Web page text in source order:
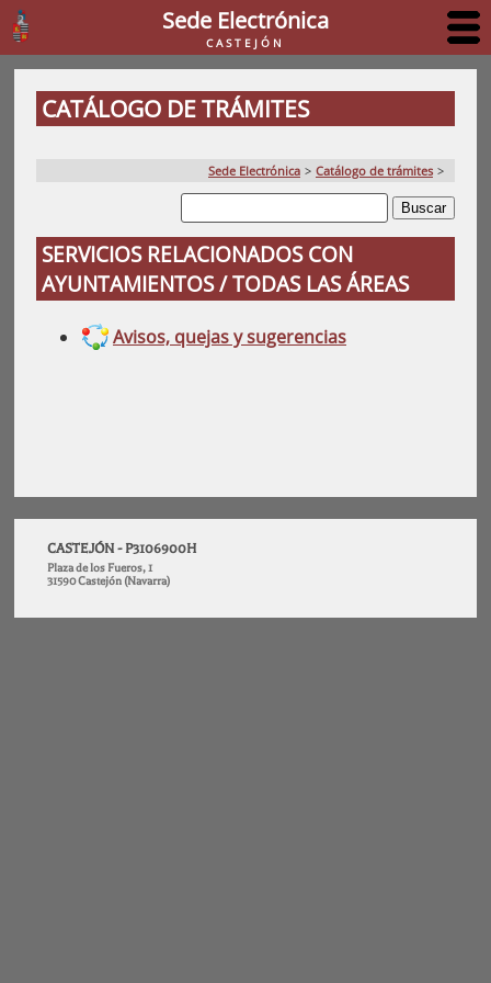
Sede Electrónica
CASTEJÓN
CATÁLOGO DE TRÁMITES
Sede Electrónica > Catálogo de trámites >
SERVICIOS RELACIONADOS CON
AYUNTAMIENTOS / TODAS LAS ÁREAS
Avisos, quejas y sugerencias
CASTEJÓN - P3106900H
Plaza de los Fueros, 1
31590 Castejón (Navarra)